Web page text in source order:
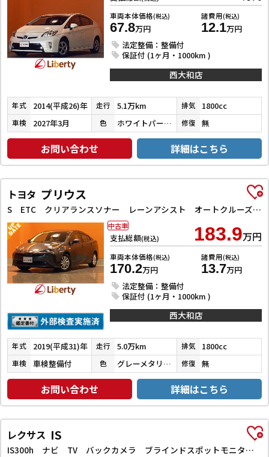
車両本体価格(税込)
67.8万円
諸費用(税込)
12.1万円
法定整備：整備付
保証付 (1ヶ月・1000km )
西大和店
年式 2014(平成26)年 走行 5.1万km 排気 1800cc
車検 2027年3月 色 ホワイトパールクリスタルシャイン 修復 無
お問い合わせ 詳細はこちら
トヨタ プリウス
S ETC クリアランスソナー レーンアシスト オートクルーズコントロール 衝突被害軽減システム バックカメラ ナビ アルミホイール オートマチックハイビーム オートライト
支払総額(税込) 183.9万円
車両本体価格(税込)
170.2万円
諸費用(税込)
13.7万円
法定整備：整備付
保証付 (1ヶ月・1000km )
中古車
西大和店
年式 2019(平成31)年 走行 5.0万km 排気 1800cc
車検 車検整備付 色 グレーメタリック 修復 無
お問い合わせ 詳細はこちら
レクサス IS
IS300h ナビ TV バックカメラ ブラインドスポットモニター クリアランスソナー レーンアシスト オートクルーズコントロール 衝突被害軽減システム アルミホイール LEDヘッドランプ パワーシート